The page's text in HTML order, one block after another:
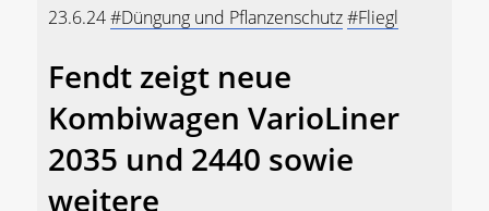
23.6.24#Düngung und Pflanzenschutz#Fliegl
Fendt zeigt neue
Kombiwagen VarioLiner
2035 und 2440 sowie
weitere